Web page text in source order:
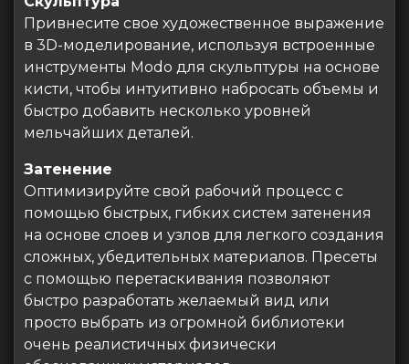
Привнесите свое художественное выражение
в 3D-моделирование, используя встроенные
инструменты Modo для скульптуры на основе
кисти, чтобы интуитивно набросать объемы и
быстро добавить несколько уровней
мельчайших деталей.
Затенение
Оптимизируйте свой рабочий процесс с
помощью быстрых, гибких систем затенения
на основе слоев и узлов для легкого создания
сложных, убедительных материалов. Пресеты
с помощью перетаскивания позволяют
быстро разработать желаемый вид или
просто выбрать из огромной библиотеки
очень реалистичных физически